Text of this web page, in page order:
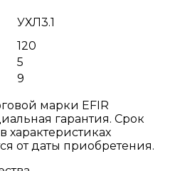
УХЛ3.1
120
5
9
марки EFIR
гарантия. Срок
характеристиках
от даты приобретения.